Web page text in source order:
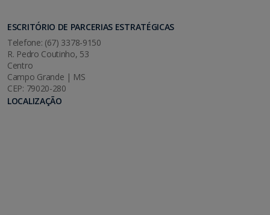
ESCRITÓRIO DE PARCERIAS ESTRATÉGICAS
Telefone: (67) 3378-9150
R. Pedro Coutinho, 53
Centro
Campo Grande | MS
CEP: 79020-280
LOCALIZAÇÃO